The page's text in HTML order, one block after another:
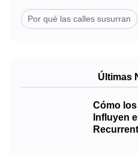
Por qué las calles susurran
Últimas
Cómo
Influyen